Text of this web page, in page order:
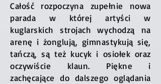
Całość rozpoczyna zupełnie nowa
parada w której artyści w
kuglarskich strojach wychodzą na
arenę i żonglują, gimnastykują się,
tańczą, są też kucyk i osiołek oraz
oczywiście klaun. Piękne i
zachęcające do dalszego oglądania